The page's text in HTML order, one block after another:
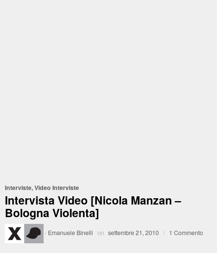
Interviste,Video Interviste
Intervista Video [Nicola Manzan –
Bologna Violenta]
· Emanuele Binelli on settembre 21, 2010 / 1 Commento